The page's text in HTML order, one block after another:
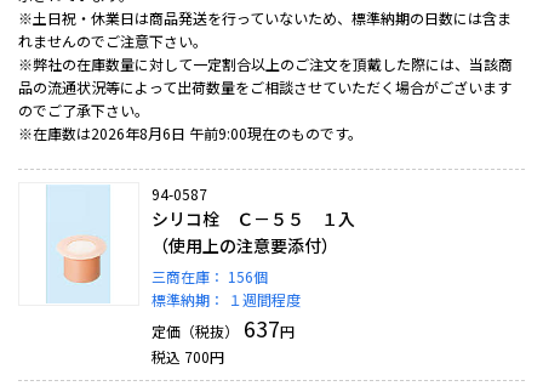
※土日祝・休業日は商品発送を行っていないため、標準納期の日数には含ま
れませんのでご注意下さい。
※弊社の在庫数量に対して一定割合以上のご注文を頂戴した際には、当該商
品の流通状況等によって出荷数量をご相談させていただく場合がございます
のでご了承下さい。
※在庫数は2026年8月6日 午前9:00現在のものです。
94-0587
シリコ栓 Ｃ－５５ １入
（使用上の注意要添付）
三商在庫： 156個
標準納期：
１週間程度
定価（税抜）
637円
税込 700円